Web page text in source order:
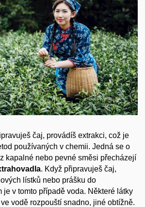
čaj, provádíš extrakci, což je
používaných v chemii. Jedná se o
kapalné nebo pevné směsi přecházejí
. Když připravuješ čaj,
lístků nebo prášku do
je v tomto případě voda. Některé látky
vodě rozpouští snadno, jiné obtížně.